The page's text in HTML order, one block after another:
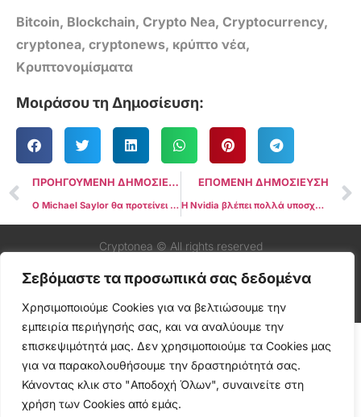
Σεβόμαστε τα προσωπικά σας δεδομένα
Χρησιμοποιούμε Cookies για να βελτιώσουμε την
εμπειρία περιήγησής σας, και να αναλύουμε την
επισκεψιμότητά μας. Δεν χρησιμοποιούμε τα Cookies μας
για να παρακολουθήσουμε την δραστηριότητά σας.
Κάνοντας κλικ στο "Αποδοχή Όλων", συναινείτε στη
χρήση των Cookies από εμάς.
Bitcoin, Blockchain, Crypto Nea, Cryptocurrency,
cryptonea, cryptonews, κρύπτο νέα,
Κρυπτονομίσματα
Μοιράσου τη Δημοσίευση:
ΠΡΟΗΓΟΥΜΕΝΗ ΔΗΜΟΣΙΕΥΣΗ
Ο Michael Saylor θα προτείνει στρατηγική επένδυση Bitcoin στο Διοικητικό Συμβούλιο της Microsoft
ΕΠΟΜΕΝΗ ΔΗΜΟΣΙΕΥΣΗ
Η Nvidia βλέπει πολλά υποσχόμενο μέλλον για το Agentic AI μετά τα έσοδα που έσπασαν ρεκόρ στο τρίτο τρίμηνο
Cryptonea © All rights reserved